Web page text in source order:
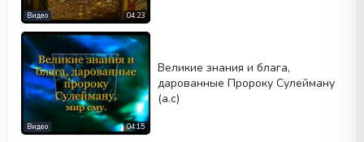
04:23
Видео
04:15
Видео
Великие знания и блага,
дарованные Пророку Сулейману
(а.с)